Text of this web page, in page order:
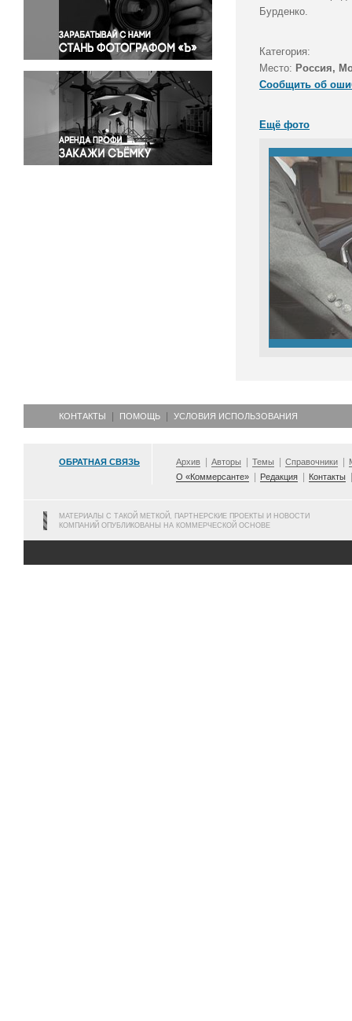
Правосудие
Происшествия и конфликты
Религия
Светская жизнь
Спорт
Экология
Экономика и бизнес
Бурденко.
Категория:
Место: Россия,
Сообщить об
Ещё фото
КОНТАКТЫ ПОМОЩЬ УСЛОВИЯ ИСПОЛЬЗОВАНИЯ
ОБРАТНАЯ СВЯЗЬ Архив Авторы Темы Справочники
О «Коммерсанте»
Редакция Контакты
МАТЕРИАЛЫ С ТАКОЙ МЕТКОЙ, ПАРТНЕРСКИЕ ПРОЕКТЫ И НОВОСТИ
КОМПАНИЙ ОПУБЛИКОВАНЫ НА КОММЕРЧЕСКОЙ ОСНОВЕ